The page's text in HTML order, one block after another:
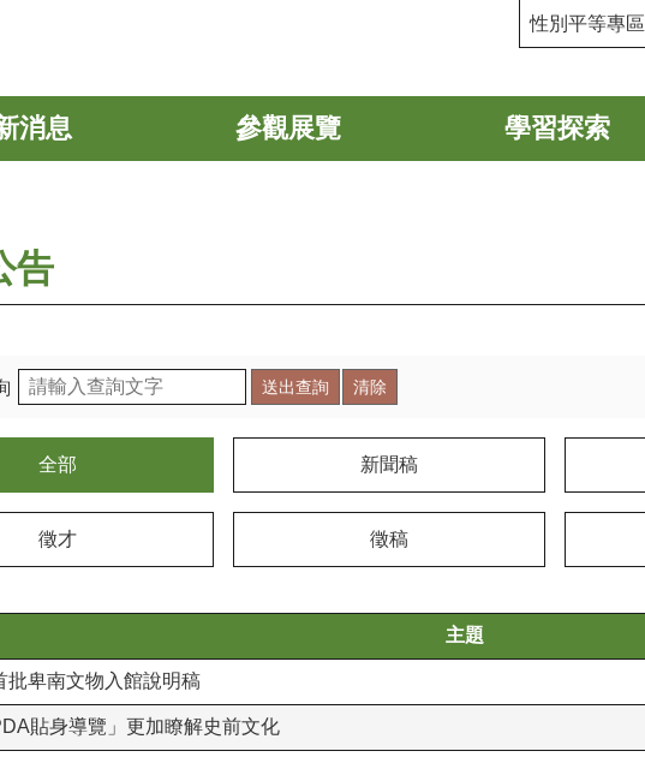
性別平等專區
消息 參觀展覽 學習探索
告
全部 新聞稿
徵才 徵稿
主題
批卑南文物入館說明稿
貼身導覽」更加瞭解史前文化